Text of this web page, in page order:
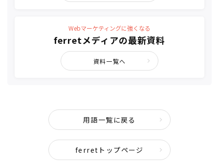
Webマーケティングに強くなる
ferretメディアの最新資料
資料一覧へ
用語一覧に戻る
ferretトップページ